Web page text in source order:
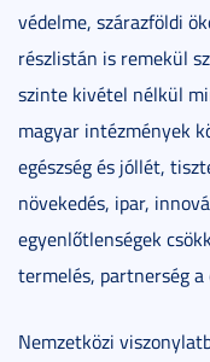
védelme, szárazföldi
részlistán is remekül
szinte kivétel nélkül
magyar intézmények
egészség és jóllét,
növekedés, ipar,
egyenlőtlenségek
termelés, partnerség a
Nemzetközi